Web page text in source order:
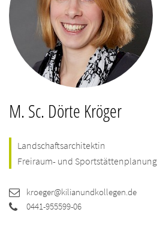
M. Sc. Dörte Kröger
Landschaftsarchitektin
Freiraum- und Sportstättenplanung
kroeger@kilianundkollegen.de
0441-955599-06